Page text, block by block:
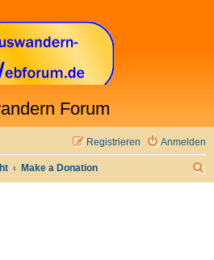
Forum
Anmelden
Registrieren
Make a Donation